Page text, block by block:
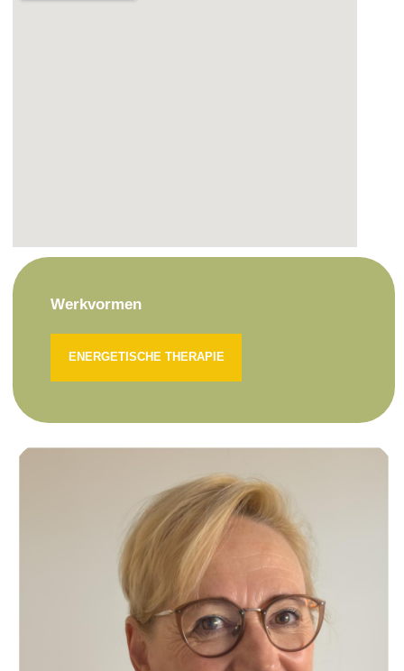
Werkvormen
ENERGETISCHE THERAPIE